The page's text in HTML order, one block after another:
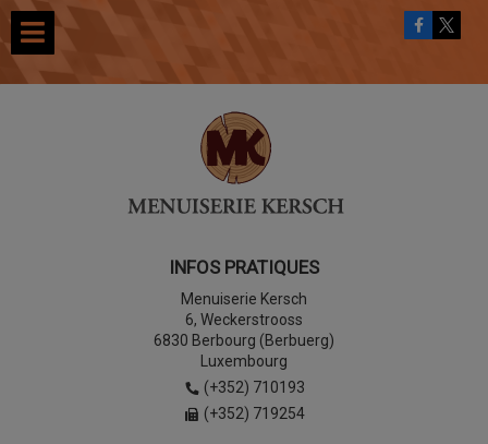
INFOS PRATIQUES
Menuiserie Kersch
6, Weckerstrooss
6830 Berbourg (Berbuerg)
Luxembourg
(+352) 710193
(+352) 719254